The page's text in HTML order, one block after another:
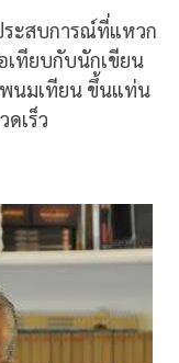
ะสบการณ์ที่แหวก
เทียบกับนักเขียน
นมเทียน ขึ้นแท่น
ดเร็ว